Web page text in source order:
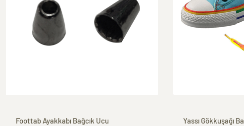
Foottab Ayakkabı Bağcık Ucu
Yassı Gökkuşağı